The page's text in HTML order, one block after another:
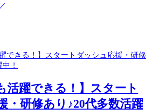
活躍できる！】スタート
・研修あり♪20代多数活躍